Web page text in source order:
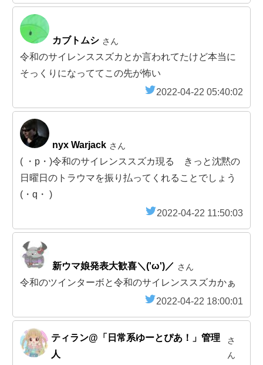
カブトムシ さん
令和のサイレンススズカとか言われてたけど本当に
そっくりになっててこの先が怖い
2022-04-22 05:40:02
nyx Warjack さん
( ・p・)令和のサイレンススズカ現る きっと沈黙の
日曜日のトラウマを振り払ってくれることでしょう
(・q・ )
2022-04-22 11:50:03
新ウマ娘発表大歓喜＼('ω')／ さん
令和のツインターボと令和のサイレンススズカかぁ
2022-04-22 18:00:01
ティラン@「日常系ゆーとぴあ！」管理
人
さ
ん